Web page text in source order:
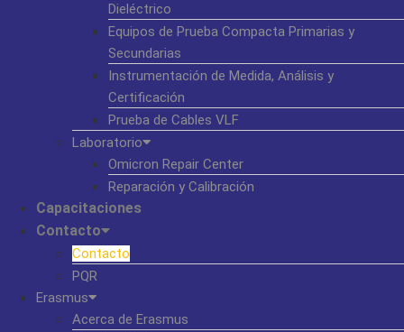
Dieléctrico
Equipos de Prueba Compacta Primarias y
Secundarias
Instrumentación de Medida, Análisis y
Certificación
Prueba de Cables VLF
Laboratorio
Omicron Repair Center
Reparación y Calibración
Capacitaciones
Contacto
Contacto
PQR
Erasmus
Acerca de Erasmus